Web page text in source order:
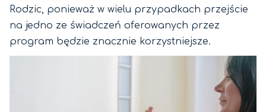
Rodzic, ponieważ w wielu przypadkach przejście
na jedno ze świadczeń oferowanych przez
program będzie znacznie korzystniejsze.